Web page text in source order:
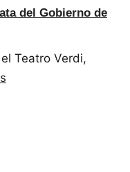
del Gobierno de
Teatro Verdi,